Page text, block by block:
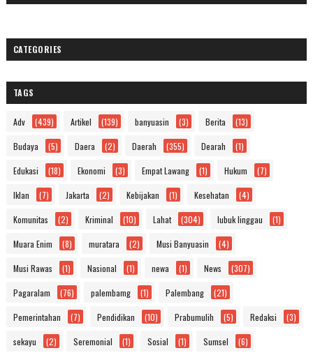
CATEGORIES
TAGS
Adv (439) Artikel (139) banyuasin (3) Berita (13)
Budaya (5) Daera (2) Daerah (355) Dearah (1)
Edukasi (18) Ekonomi (3) Empat Lawang (1) Hukum (7)
Iklan (7) Jakarta (2) Kebijakan (1) Kesehatan (4)
Komunitas (2) Kriminal (10) Lahat (304) lubuk linggau (1)
Muara Enim (8) muratara (2) Musi Banyuasin (4)
Musi Rawas (1) Nasional (1) newa (1) News (307)
Pagaralam (76) palembamg (1) Palembang (21)
Pemerintahan (7) Pendidikan (10) Prabumulih (5) Redaksi (3)
sekayu (2) Seremonial (1) Sosial (1) Sumsel (6)